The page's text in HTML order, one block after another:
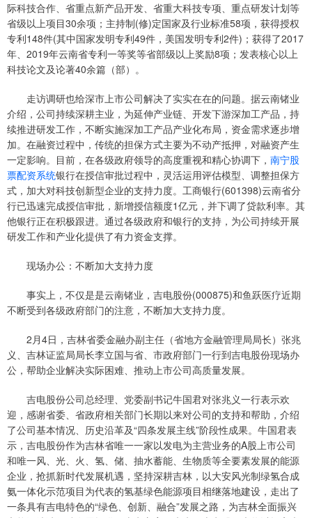
际科技合作、省重点新产品开发、省重大科技专项、重点研发计划等
省级以上项目30余项；主持制(修)定国家及行业标准58项，获得授权
专利148件(其中国家发明专利49件，美国发明专利2件)；获得了2017
年、2019年云南省专利一等奖等省部级以上奖励8项；发表核心以上
科技论文及论著40余篇（部）。
走访调研也给深市上市公司解决了实实在在的问题。据云南锗业
介绍，公司持续深耕主业，为延伸产业链、开发下游深加工产品，持
续推进研发工作，不断实施深加工产品产业化布局，资金需求逐步增
加。在融资过程中，传统的担保方式主要为不动产抵押，对融资产生
一定影响。目前，在各级政府领导的高度重视和精心协调下， 南宁股
票配资系统银行在授信审批过程中，灵活运用评估模型、调整担保方
式，加大对科技创新型企业的支持力度。工商银行(601398)云南省分
行已迅速完成授信审批，新增授信额度1亿元，并下调了贷款利率。其
他银行正在积极跟进。通过各级政府和银行的支持，为公司持续开展
研发工作和产业化提供了有力资金支撑。
现场办公：不断加大支持力度
事实上，不仅是是云南锗业，吉电股份(000875)和鱼跃医疗近期
不断受到各级政府部门的注意，不断加大支持力度。
2月4日，吉林省委金融办副主任（省地方金融管理局局长）张兆
义、吉林证监局局长李立国与省、市政府部门一行到吉电股份现场办
公，帮助企业解决实际困难、推动上市公司高质量发展。
吉电股份公司总经理、党委副书记牛国君对张兆义一行表示欢
迎，感谢省委、省政府相关部门长期以来对公司的支持和帮助，介绍
了公司基本情况、历史沿革及“四条发展主线”阶段性成果。牛国君表
示，吉电股份作为吉林省唯一一家以发电为主营业务的A股上市公司
和唯一风、光、火、氢、储、抽水蓄能、生物质等全要素发展的能源
企业，抢抓新时代发展机遇，坚持深耕吉林，以大安风光制绿氢合成
氨一体化示范项目为代表的氢基绿色能源项目相继落地建设，走出了
一条具有吉电特色的“绿色、创新、融合”发展之路，为吉林全面振兴